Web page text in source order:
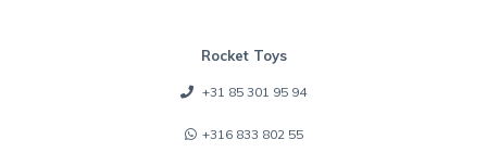
Rocket Toys
+31 85 301 95 94
+316 833 802 55